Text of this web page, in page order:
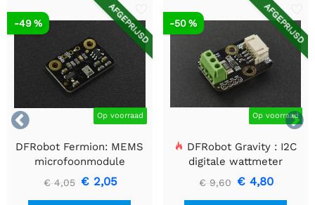


AFGEPRIJSD
Op voorraad
-49 %
DFRobot Fermion: MEMS
microfoonmodule
€ 4,05 € 2,05
AFGEPRIJSD
Op voorraad
-50 %
DFRobot Gravity : I2C
digitale wattmeter
€ 9,60 € 4,80